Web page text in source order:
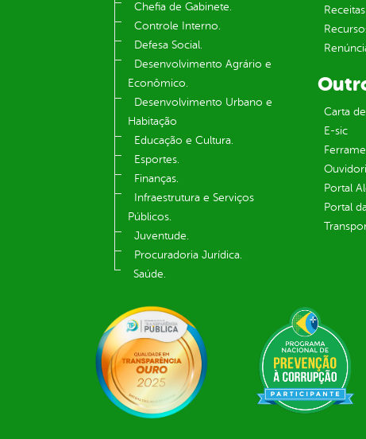
Chefia de Gabinete.
Controle Interno.
Defesa Social.
Desenvolvimento Agrário e
Econômico.
Desenvolvimento Urbano e
Habitação
Educação e Cultura.
Esportes.
Finanças.
Infraestrutura e Serviços
Públicos.
Juventude.
Procuradoria Jurídica.
Saúde.
Receitas
Carta
E-sic
Portal
Portal